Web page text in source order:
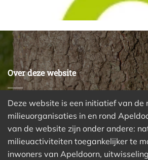
Over deze website
Deze website is een initiatief van de
milieuorganisaties in en rond
van de website zijn onder andere:
milieuactiviteiten toegankelijker te
inwoners van Apeldoorn,